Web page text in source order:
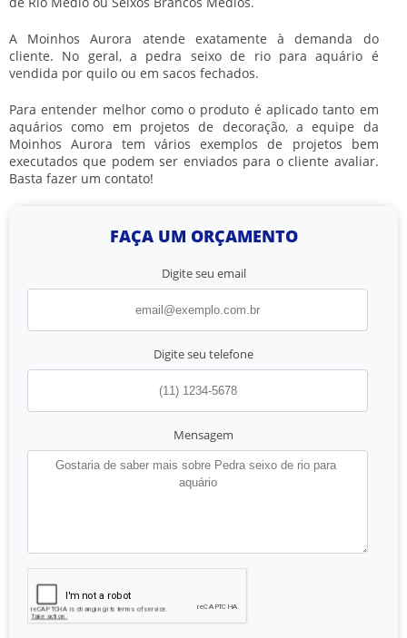
A Moinhos Aurora atende exatamente à demanda do
cliente. No geral, a pedra seixo de rio para aquário é
vendida por quilo ou em sacos fechados.
Para entender melhor como o produto é aplicado tanto em
aquários como em projetos de decoração, a equipe da
Moinhos Aurora tem vários exemplos de projetos bem
executados que podem ser enviados para o cliente avaliar.
Basta fazer um contato!
FAÇA UM ORÇAMENTO
Digite seu email
Digite seu telefone
Mensagem